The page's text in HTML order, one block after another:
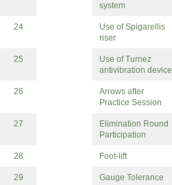
system
24
Use of Spigarellis
riser
25
Use of Turnez
antivibration device
26
Arrows after
Practice Session
27
Elimination Round
Participation
28 Foot-lift
29 Gauge Tolerance